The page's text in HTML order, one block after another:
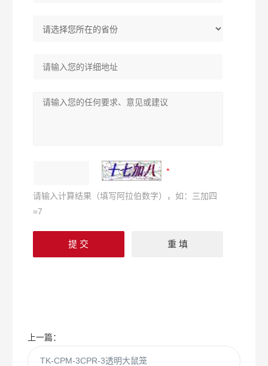
请输入计算结果（填写阿拉伯数字），如：三加四
=7
上一篇：
TK-CPM-3CPR-3透明大鼠笼